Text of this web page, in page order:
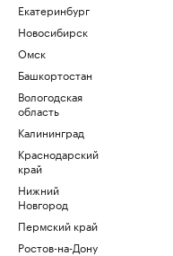
Екатеринбург
Новосибирск
Омск
Башкортостан
Вологодская
область
Калининград
Краснодарский
край
Нижний
Новгород
Пермский край
Ростов-на-Дону